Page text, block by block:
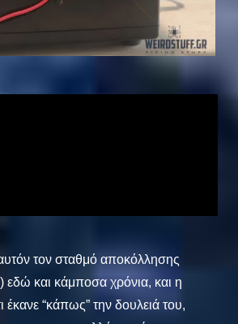
τον σταθμό αποκόλλησης
) εδώ και κάμποσα χρόνια, και η
έκανε “κάπως” την δουλειά του,